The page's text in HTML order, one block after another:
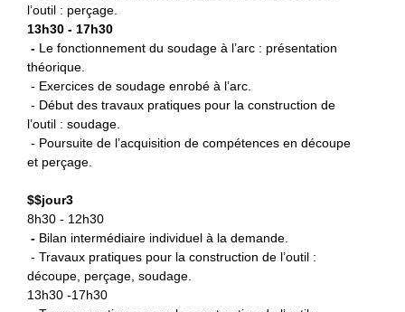
l’outil : perçage.
13h30 - 17h30
- L e fonctionnement du soudage à l’arc : présentation
théorique.
- Exercices de soudage enrobé à l’arc.
- Début des travaux pratiques pour la construction de
l’outil : soudage.
- Poursuite de l’acquisition de compétences en découpe
et perçage.
$$jour3
8h30 - 12h30
- Bilan intermédiaire individuel à la demande.
- Travaux pratiques pour la construction de l’outil :
découpe, perçage, soudage.
13h30 -17h30